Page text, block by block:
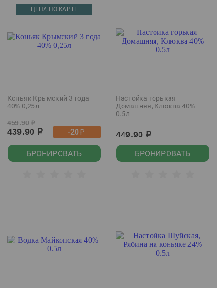
ЦЕНА ПО КАРТЕ
Коньяк Крымский 3 года
40% 0,25л
459.90 р
439.90 р -20р
БРОНИРОВАТЬ
Настойка горькая
Домашняя, Клюква 40%
0.5л
449.90 р
БРОНИРОВАТЬ